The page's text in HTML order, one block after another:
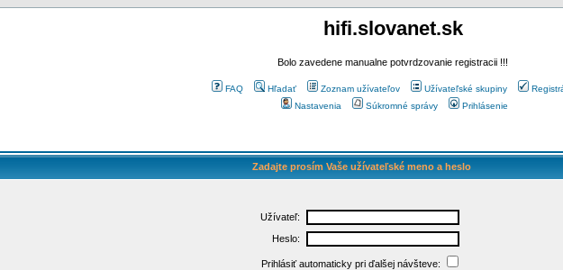
hifi.slovanet.sk
Bolo zavedene manualne potvrdzovanie registracii !!!
FAQ Hľadať Zoznam užívateľov Užívateľské skupiny
Nastavenia
Súkromné správy Prihlásenie
Zadajte prosím Vaše užívateľské meno a heslo
Užívateľ:
Heslo:
Prihlásiť automaticky pri ďalšej návšteve: